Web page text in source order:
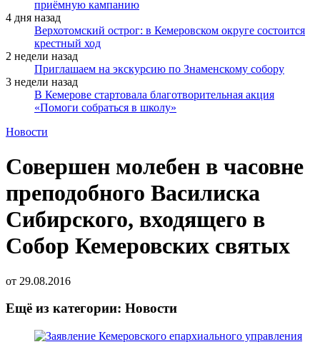
приёмную кампанию
4 дня назад
Верхотомский острог: в Кемеровском округе состоится
крестный ход
2 недели назад
Приглашаем на экскурсию по Знаменскому собору
3 недели назад
В Кемерове стартовала благотворительная акция
«Помоги собраться в школу»
Новости
Совершен молебен в часовне
преподобного Василиска
Сибирского, входящего в
Собор Кемеровских святых
от 29.08.2016
Ещё из категории: Новости